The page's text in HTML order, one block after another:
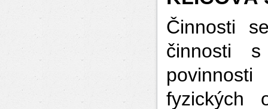
Činnosti
činnosti s
fyzických